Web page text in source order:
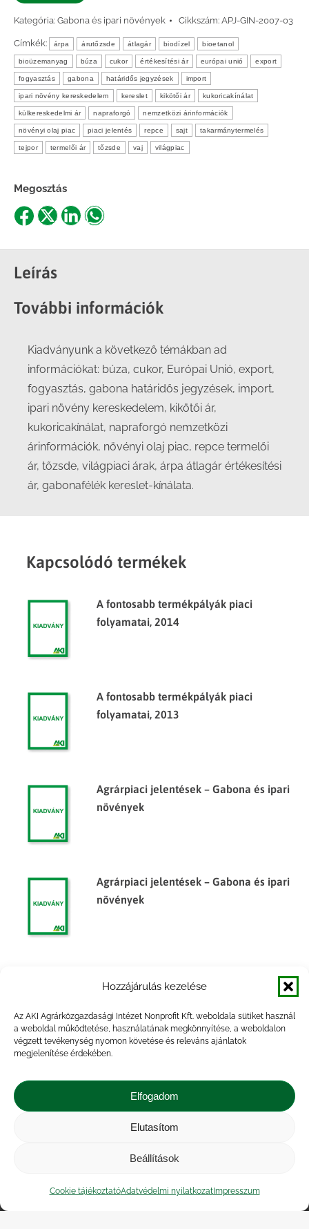
Hozzájárulás kezelése
Az AKI Agrárközgazdasági Intézet Nonprofit Kft. weboldala sütiket használ
a weboldal működtetése, használatának megkönnyítése, a weboldalon
végzett tevékenység nyomon követése és releváns ajánlatok
megjelenítése érdekében.
Elfogadom
Elutasítom
Beállítások
Cookie tájékoztatóAdatvédelmi nyilatkozatImpresszum
Kategória: Gabona és ipari növények Cikkszám: APJ-GIN-2007-03
Címkék: árpa árutőzsde átlagár biodízel bioetanol
bioüzemanyag búza cukor értékesítési ár európai unió export
fogyasztás gabona határidős jegyzések import
ipari növény kereskedelem kereslet kikötői ár kukoricakínálat
külkereskedelmi ár napraforgó nemzetközi árinformációk
növényi olaj piac piaci jelentés repce sajt takarmánytermelés
tejpor termelői ár tőzsde vaj világpiac
Megosztás
Share
Facebook
Share
X
ShareShare
Leírás
További információk
Kiadványunk a következő témákban ad
információkat: búza, cukor, Európai Unió, export,
fogyasztás, gabona határidős jegyzések, import,
ipari növény kereskedelem, kikötői ár,
kukoricakínálat, napraforgó nemzetközi
árinformációk, növényi olaj piac, repce termelői
ár, tőzsde, világpiaci árak, árpa átlagár értékesítési
ár, gabonafélék kereslet-kínálata.
Kapcsolódó termékek
A fontosabb termékpályák piaci
folyamatai, 2014
A fontosabb termékpályák piaci
folyamatai, 2013
Agrárpiaci jelentések – Gabona és ipari
növények
Agrárpiaci jelentések – Gabona és ipari
növények
Agrárpiaci jelentések – Gabona és ipari
növények
növények
Közérdekű adatok
| Adatvédelmi nyilatkozat
|